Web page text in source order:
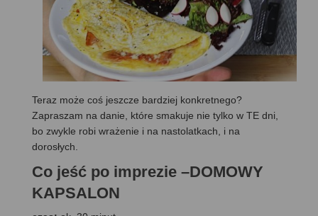
Teraz może coś jeszcze bardziej konkretnego?
Zapraszam na danie, które smakuje nie tylko w TE dni,
bo zwykle robi wrażenie i na nastolatkach, i na
dorosłych.
Co jeść po imprezie –DOMOWY
KAPSALON